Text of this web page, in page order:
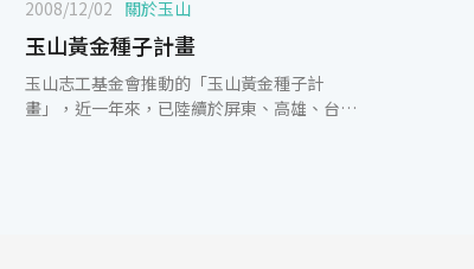
2008/12/02 關於玉山
玉山黃金種子計畫
玉山志工基金會推動的「玉山黃金種子計
畫」，近一年來，已陸續於屏東、高雄、台